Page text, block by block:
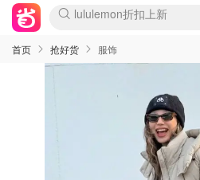
lululemon折扣上新
Sasa美妆护肤3.5折
SSENSE年中3折
FreshBeauty好价汇总
Cettire降价+叠9折
WWS Coles超市实拍
viagogo二手票捡漏
Myer超级周末1折
The Outnet奢牌1折起
David Jones 3折起
Flannels大牌1折
Perfumes Club护肤1折
AMIRO返校季6.2折
Amazon折扣汇总
eToro入金$200送$50
Amazon数码好物
ICONIC本周7.5折
ThedoubleF高奢地板价
Moose Knuckles 6折
丝芙兰5折起
EUFY官网3.7折起
Selenichast首饰2折
Trip机票酒店促销
YSL送5件彩妆礼
Amazon家居好物
Amazon美妆护肤
雅漾大喷$8
过敏原检测盒$33
伊索独家赠50ml沐浴露
科颜氏清仓3折
SEALIFE海洋馆门票6折
丝塔芙大白罐$16
订阅Newsletter送香薰
Cult Beauty 6.8折
Harrods圣诞日历2.3折
LN-CC奢牌私促3折
d'Alba空姐喷雾$16
EVE LOM套装逆天2折
Bernardelli独家4折
Adore Beauty 6折起
CT圣诞日历
Mytheresa奢品2.7折
Luxury Escapes 9折
Currentbody美容仪9折
MOON Garden Live
Roborock扫地机3.7折
Tingo Life水杯$24
Valentino官网5折
CR洗发护发6.3折
修丽可套装7.4折
Myer彩妆2件7折
GANNI官网4.5折
Stylevana韩妆4折
Tessabit高奢8.5折
OGX洗护4折
Amazon阿德莱德次日达
卡诗8.5折+赠礼
Philips Hue灯具8折
首页 抢好货 服饰